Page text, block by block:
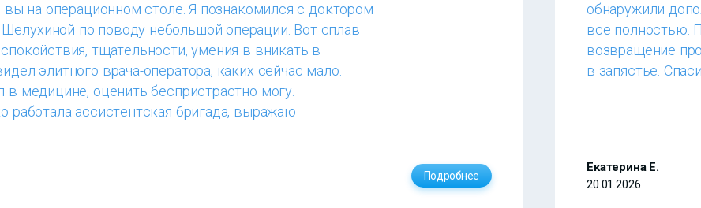
вы на операционном столе. Я познакомился с доктором
по поводу небольшой операции. Вот сплав
тщательности, умения в вникать в
элитного врача-оператора, каких сейчас мало.
в медицине, оценить беспристрастно могу.
работала ассистентская бригада, выражаю
Подробнее
обнаружили
все полностью.
возвращение
в запястье.
Екатерина Е.
20.01.2026